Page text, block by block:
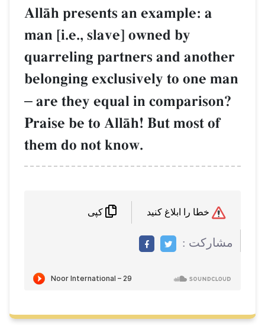
AllŒh presents an example: a
man [i.e., slave] owned by
quarreling partners and another
belonging exclusively to one man
– are they equal in comparison?
Praise be to AllŒh! But most of
them do not know.
مشاركت :